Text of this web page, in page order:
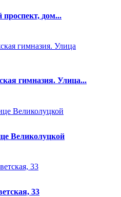
дом...
гимназия. Улица...
Великолуцкой
33